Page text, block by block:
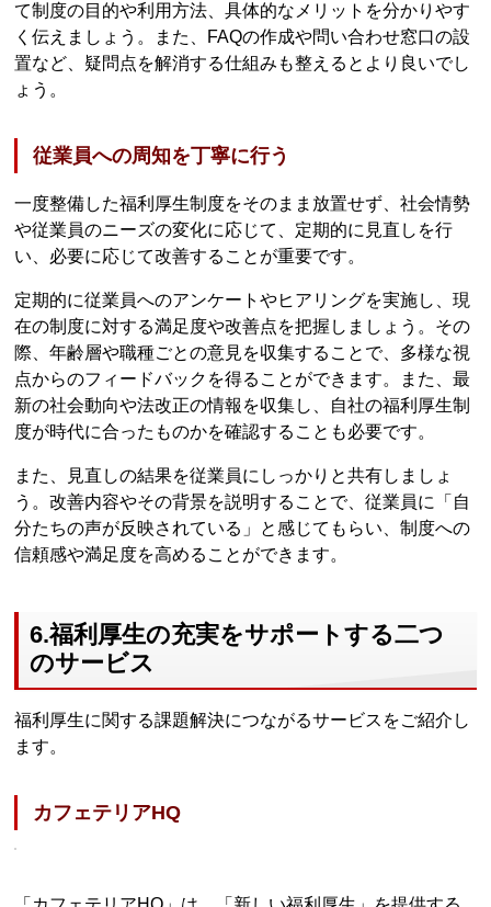
て制度の目的や利用方法、具体的なメリットを分かりやす
く伝えましょう。また、FAQの作成や問い合わせ窓口の設
置など、疑問点を解消する仕組みも整えるとより良いでし
ょう。
従業員への周知を丁寧に行う
一度整備した福利厚生制度をそのまま放置せず、社会情勢
や従業員のニーズの変化に応じて、定期的に見直しを行
い、必要に応じて改善することが重要です。
定期的に従業員へのアンケートやヒアリングを実施し、現
在の制度に対する満足度や改善点を把握しましょう。その
際、年齢層や職種ごとの意見を収集することで、多様な視
点からのフィードバックを得ることができます。また、最
新の社会動向や法改正の情報を収集し、自社の福利厚生制
度が時代に合ったものかを確認することも必要です。
また、見直しの結果を従業員にしっかりと共有しましょ
う。改善内容やその背景を説明することで、従業員に「自
分たちの声が反映されている」と感じてもらい、制度への
信頼感や満足度を高めることができます。
6.福利厚生の充実をサポートする二つ
のサービス
福利厚生に関する課題解決につながるサービスをご紹介し
ます。
カフェテリアHQ